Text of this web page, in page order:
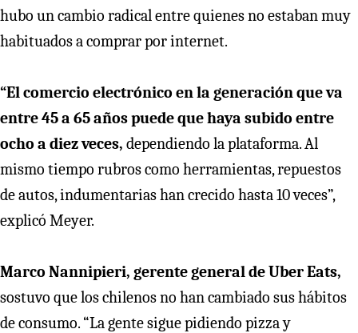
hubo un cambio radical entre quienes no estaban muy
habituados a comprar por internet.
“El comercio electrónico en la generación que va
entre 45 a 65 años puede que haya subido entre
ocho a diez veces, dependiendo la plataforma. Al
mismo tiempo rubros como herramientas, repuestos
de autos, indumentarias han crecido hasta 10 veces”,
explicó Meyer.
Marco Nannipieri, gerente general de Uber Eats,
sostuvo que los chilenos no han cambiado sus hábitos
de consumo. “La gente sigue pidiendo pizza y